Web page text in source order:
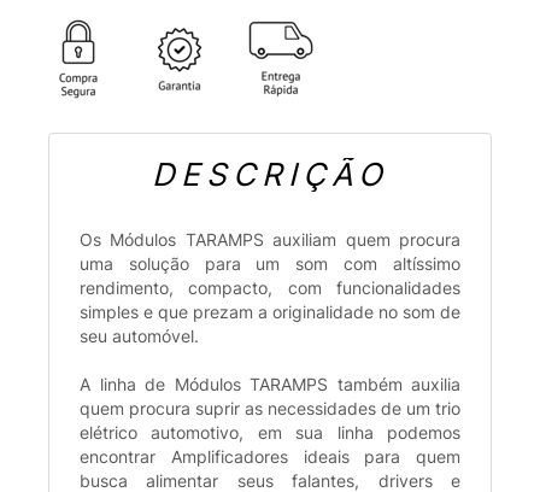
DESCRIÇÃO
Os Módulos TARAMPS auxiliam quem procura
uma solução para um som com altíssimo
rendimento, compacto, com funcionalidades
simples e que prezam a originalidade no som de
seu automóvel.
A linha de Módulos TARAMPS também auxilia
quem procura suprir as necessidades de um trio
elétrico automotivo, em sua linha podemos
encontrar Amplificadores ideais para quem
busca alimentar seus falantes, drivers e